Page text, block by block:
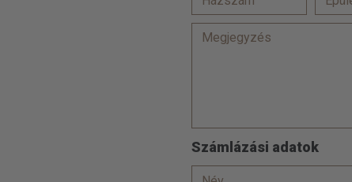
Számlázási adatok